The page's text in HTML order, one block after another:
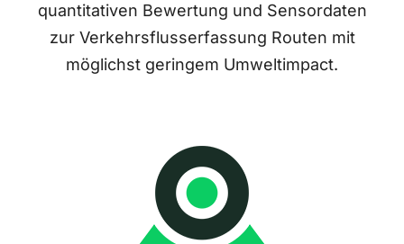
quantitativen Bewertung und Sensordaten
zur Verkehrsflusserfassung Routen mit
möglichst geringem Umweltimpact.